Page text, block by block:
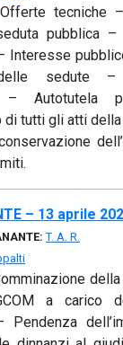
tecniche
pubblica
Interesse
sedute –
– Autotutela
di tutti gli atti
– 13 aprile
T. A. R.
a carico
Pendenza